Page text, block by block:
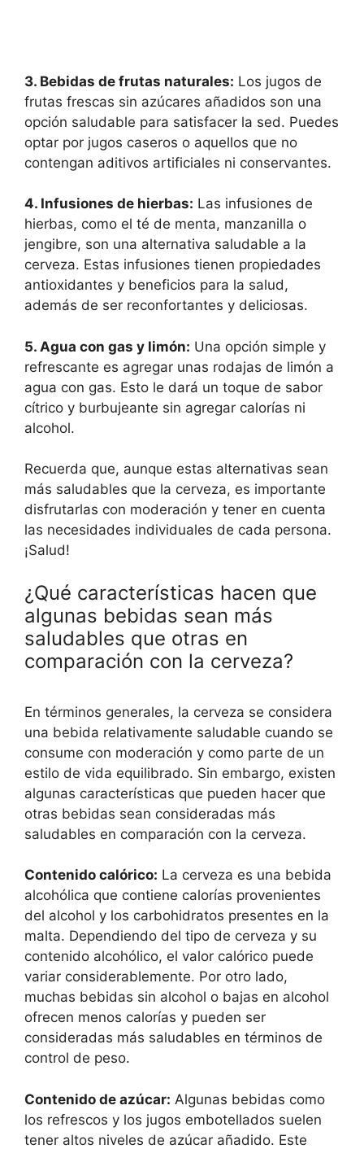
3. Bebidas de frutas naturales: Los jugos de
frutas frescas sin azúcares añadidos son una
opción saludable para satisfacer la sed. Puedes
optar por jugos caseros o aquellos que no
contengan aditivos artificiales ni conservantes.
4. Infusiones de hierbas: Las infusiones de
hierbas, como el té de menta, manzanilla o
jengibre, son una alternativa saludable a la
cerveza. Estas infusiones tienen propiedades
antioxidantes y beneficios para la salud,
además de ser reconfortantes y deliciosas.
5. Agua con gas y limón: Una opción simple y
refrescante es agregar unas rodajas de limón a
agua con gas. Esto le dará un toque de sabor
cítrico y burbujeante sin agregar calorías ni
alcohol.
Recuerda que, aunque estas alternativas sean
más saludables que la cerveza, es importante
disfrutarlas con moderación y tener en cuenta
las necesidades individuales de cada persona.
¡Salud!
¿Qué características hacen que
algunas bebidas sean más
saludables que otras en
comparación con la cerveza?
En términos generales, la cerveza se considera
una bebida relativamente saludable cuando se
consume con moderación y como parte de un
estilo de vida equilibrado. Sin embargo, existen
algunas características que pueden hacer que
otras bebidas sean consideradas más
saludables en comparación con la cerveza.
Contenido calórico: La cerveza es una bebida
alcohólica que contiene calorías provenientes
del alcohol y los carbohidratos presentes en la
malta. Dependiendo del tipo de cerveza y su
contenido alcohólico, el valor calórico puede
variar considerablemente. Por otro lado,
muchas bebidas sin alcohol o bajas en alcohol
ofrecen menos calorías y pueden ser
consideradas más saludables en términos de
control de peso.
Contenido de azúcar: Algunas bebidas como
los refrescos y los jugos embotellados suelen
tener altos niveles de azúcar añadido. Este